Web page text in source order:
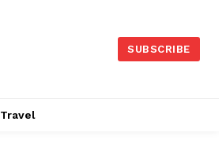
SUBSCRIBE
Travel